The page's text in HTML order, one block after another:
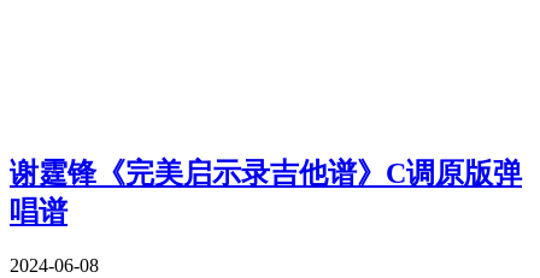
谢霆锋《完美启示录吉他谱》C调原版弹
唱谱
2024-06-08